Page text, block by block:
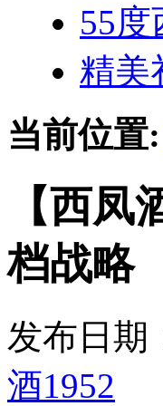
55度
精美
当前位置:
【西
档战略
发布日期
酒1952